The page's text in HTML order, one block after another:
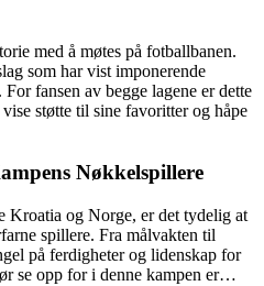
med å møtes på fotballbanen.
som har vist imponerende
fansen av begge lagene er dette
støtte til sine favoritter og håpe
Nøkkelspillere
Kroatia og Norge, er det tydelig at
spillere. Fra målvakten til
på ferdigheter og lidenskap for
se opp for i denne kampen er…